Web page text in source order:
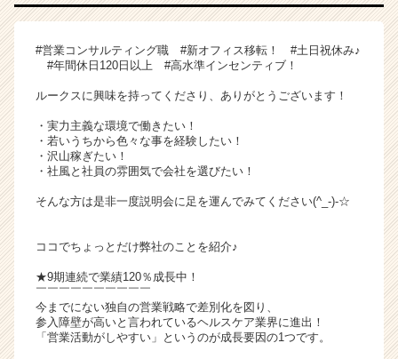
イ
ト
チ
キ
ャ
リ
（C
e
r
a
r
#営業コンサルティング職 #新オフィス移転！ #土日祝休み♪
#年間休日120日以上 #高水準インセンティブ！
ルークスに興味を持ってくださり、ありがとうございます！
・実力主義な環境で働きたい！
・若いうちから色々な事を経験したい！
・沢山稼ぎたい！
・社風と社員の雰囲気で会社を選びたい！
そんな方は是非一度説明会に足を運んでみてください(^_-)-☆
ココでちょっとだけ弊社のことを紹介♪
★9期連続で業績120％成長中！
￣￣￣￣￣￣￣￣￣￣
今までにない独自の営業戦略で差別化を図り、
参入障壁が高いと言われているヘルスケア業界に進出！
「営業活動がしやすい」というのが成長要因の1つです。